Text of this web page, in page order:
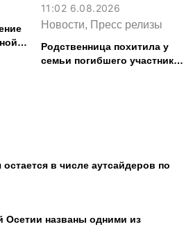
в числе аутсайдеров по
Осетии названы одними из
11:02 6.08.2026
Новости, Пресс релизы
Родственница похитила у
семьи погибшего участника